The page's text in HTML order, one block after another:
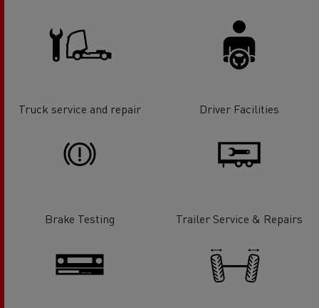
Truck service and repair Driver Facilities
Brake Testing Trailer Service & Repairs